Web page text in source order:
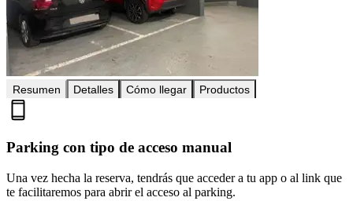
Resumen Detalles Cómo llegar Productos
Parking con tipo de acceso manual
Una vez hecha la reserva, tendrás que acceder a tu app o al link que
te facilitaremos para abrir el acceso al parking.